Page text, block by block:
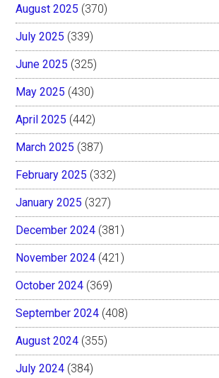
August 2025 (370)
July 2025 (339)
June 2025 (325)
May 2025 (430)
April 2025 (442)
March 2025 (387)
February 2025 (332)
January 2025 (327)
December 2024 (381)
November 2024 (421)
October 2024 (369)
September 2024 (408)
August 2024 (355)
July 2024 (384)